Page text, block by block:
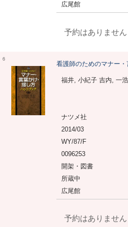
広尾館
予約はありません
6
看護師のためのマナー
福井, 小紀子 吉内, 一
ナツメ社
2014/03
WY/87/F
0096253
開架・図書
所蔵中
広尾館
予約はありません